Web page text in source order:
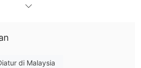
GBP, AUD, IDR, JPY, HKD,
pendapatan investasi
di Malaysia